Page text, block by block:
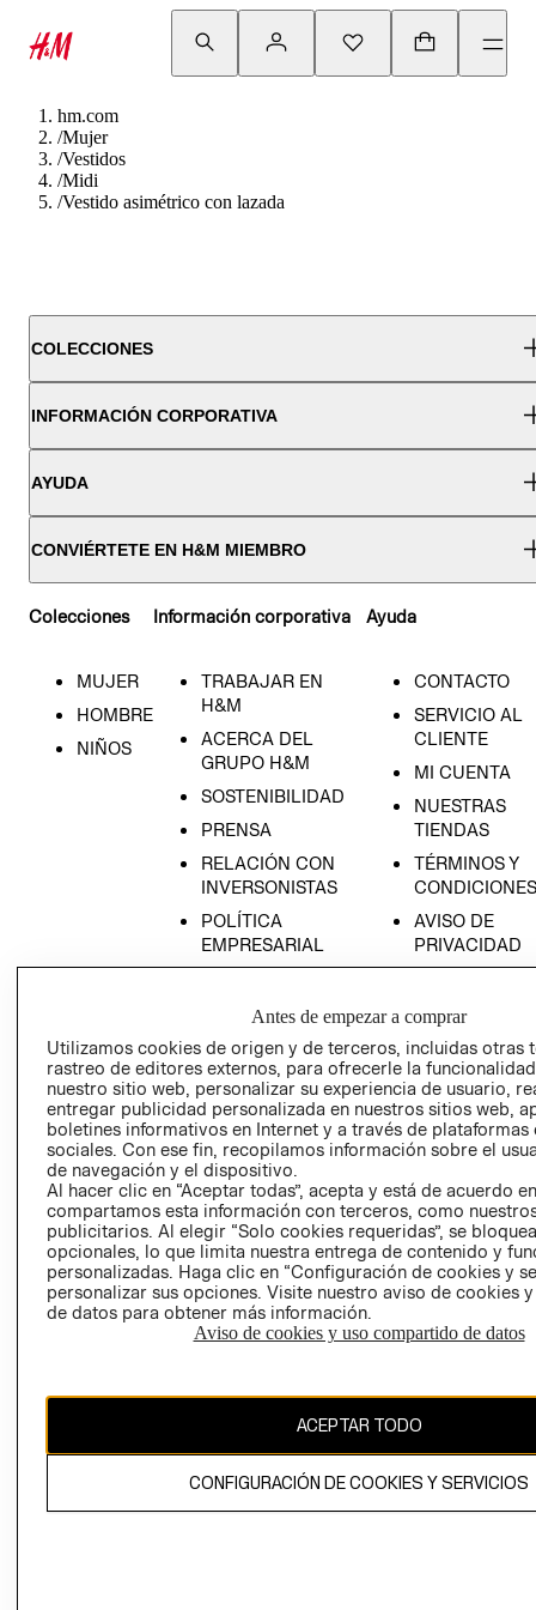
hm.com
/Mujer
/Vestidos
/Midi
/Vestido asimétrico con lazada
COLECCIONES
INFORMACIÓN CORPORATIVA
AYUDA
CONVIÉRTETE EN H&M MIEMBRO
Colecciones
MUJER
HOMBRE
NIÑOS
Información corporativa
TRABAJAR EN
H&M
ACERCA DEL
GRUPO H&M
SOSTENIBILIDAD
PRENSA
RELACIÓN CON
INVERSONISTAS
POLÍTICA
EMPRESARIAL
Ayuda
CONTACTO
SERVICIO AL
CLIENTE
MI CUENTA
NUESTRAS
TIENDAS
TÉRMINOS Y
CONDICIONES
AVISO DE
PRIVACIDAD
AVISO DE
LIBRO DE
Ecuador ($)
CAMBIAR REGIÓN
propiedad de H&M Hennes & Mauritz AB.
Antes de empezar a comprar
Utilizamos cookies de origen y de terceros, incluidas otras
rastreo de editores externos, para ofrecerle la
nuestro sitio web, personalizar su experiencia de usuario,
entregar publicidad personalizada en nuestros sitios web,
boletines informativos en Internet y a través de plataformas
sociales. Con ese fin, recopilamos información sobre el
de navegación y el dispositivo.
Al hacer clic en “Aceptar todas”, acepta y está de acuerdo
compartamos esta información con terceros, como
publicitarios. Al elegir “Solo cookies requeridas”, se
opcionales, lo que limita nuestra entrega de contenido y
personalizadas. Haga clic en “Configuración de cookies y
personalizar sus opciones. Visite nuestro aviso de cookies
de datos para obtener más información.
Aviso de cookies y uso compartido de datos
ACEPTAR TODO
CONFIGURACIÓN DE COOKIES Y SERVICIOS